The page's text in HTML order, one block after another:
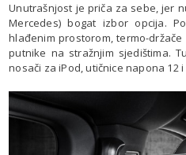
Unutrašnjost je priča za sebe, jer
Mercedes) bogat izbor opcija.
hlađenim prostorom, termo-
putnike na stražnjim sjedištima.
nosači za iPod, utičnice napona 12 i